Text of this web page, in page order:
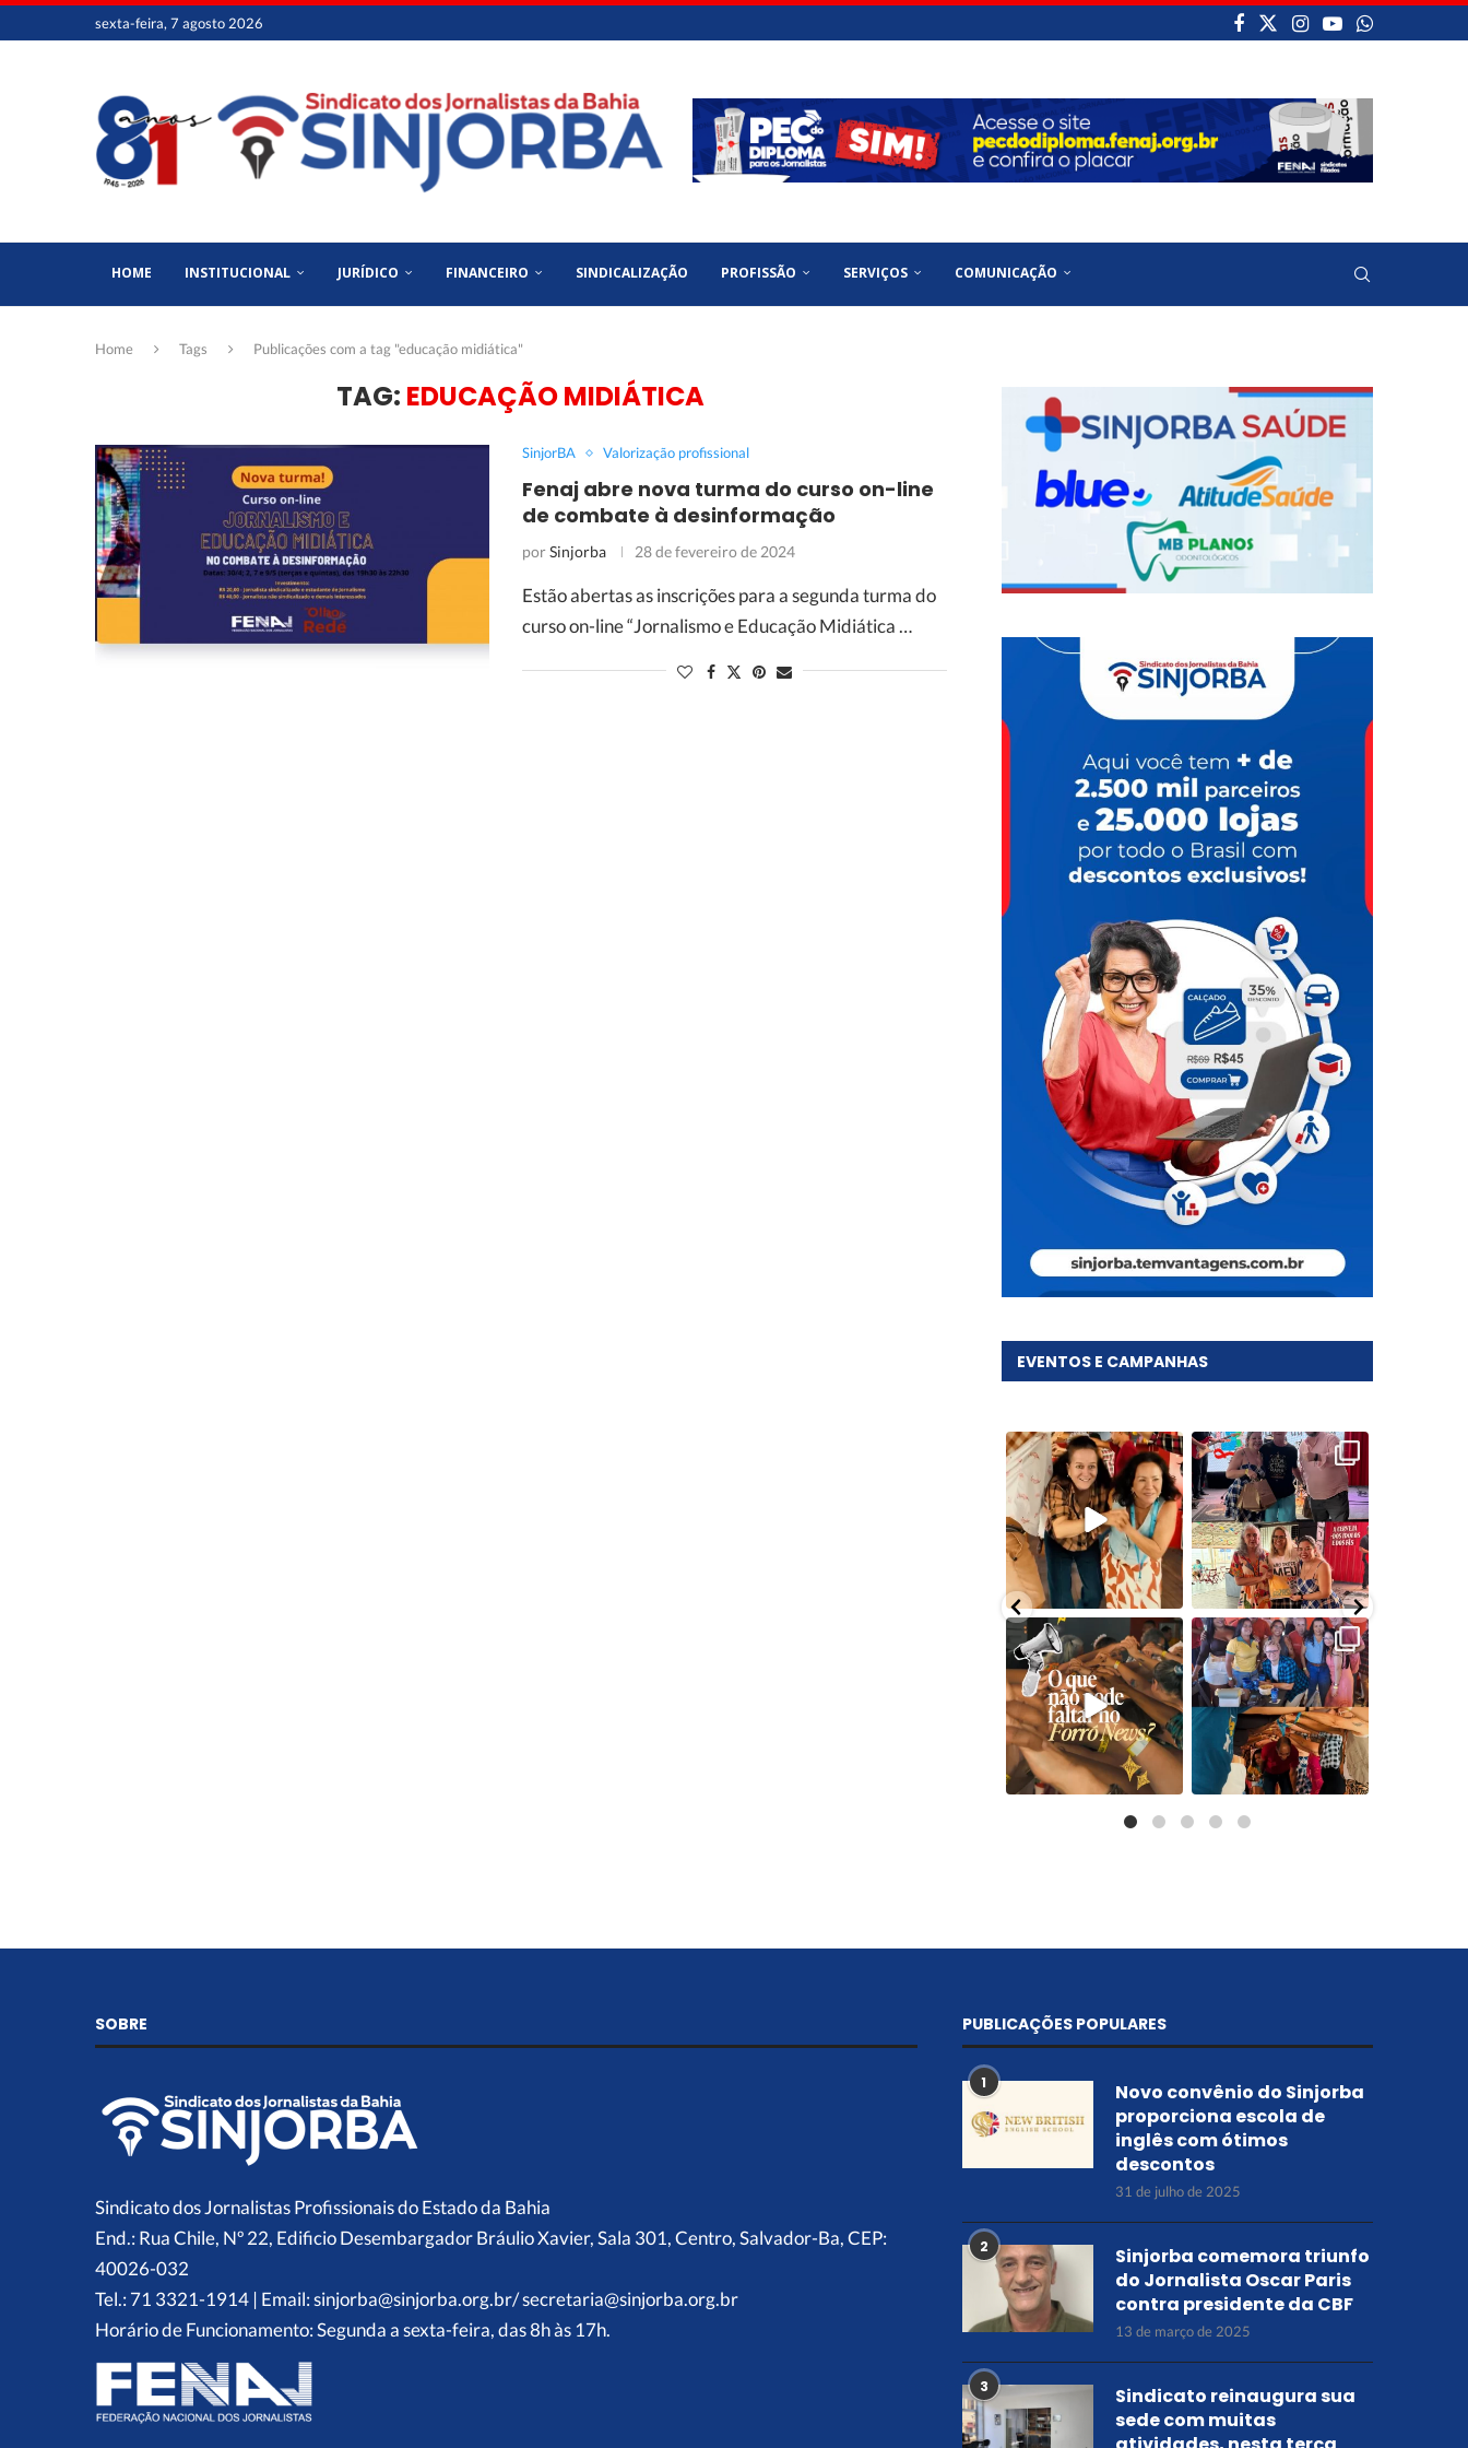
sexta-feira, 7 agosto 2026
HOME INSTITUCIONAL JURÍDICO FINANCEIRO SINDICALIZAÇÃO PROFISSÃO SERVIÇOS COMUNICAÇÃO
Home Tags Publicações com a tag "educação midiática"
TAG: EDUCAÇÃO MIDIÁTICA
SinjorBA Valorização profissional
Fenaj abre nova turma do curso on-line
de combate à desinformação
porSinjorba 28 de fevereiro de 2024
Estão abertas as inscrições para a segunda turma do
curso on-line “Jornalismo e Educação Midiática …
EVENTOS E CAMPANHAS
SOBRE
Sindicato dos Jornalistas Profissionais do Estado da Bahia
End.: Rua Chile, Nº 22, Edificio Desembargador Bráulio Xavier, Sala 301, Centro, Salvador-Ba, CEP:
40026-032
Tel.: 71 3321-1914 | Email: sinjorba@sinjorba.org.br/ secretaria@sinjorba.org.br
Horário de Funcionamento: Segunda a sexta-feira, das 8h às 17h.
PUBLICAÇÕES POPULARES
1
Novo convênio do Sinjorba
proporciona escola de
inglês com ótimos
descontos
31 de julho de 2025
2
Sinjorba comemora triunfo
do Jornalista Oscar Paris
contra presidente da CBF
13 de março de 2025
3
Sindicato reinaugura sua
sede com muitas